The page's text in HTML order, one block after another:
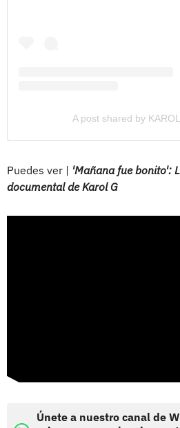
A post shared by
Puedes ver | 'Mañana fue bonito':
documental de Karol G
Únete a nuestro canal de